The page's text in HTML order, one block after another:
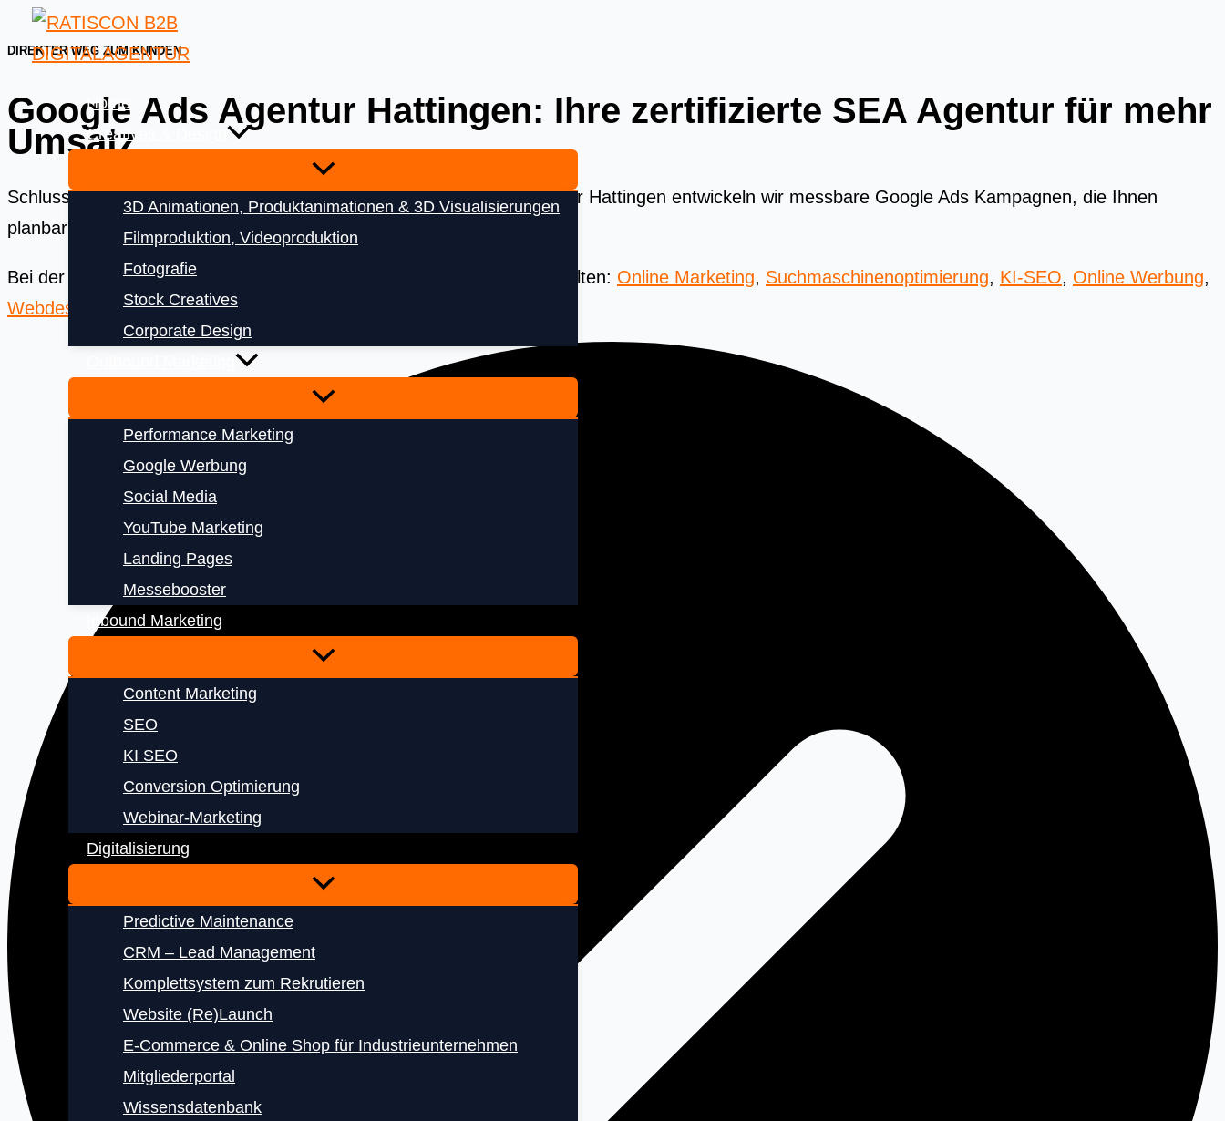
Skip
to
Home
Creatives & Design
3D Animationen, Produktanimationen & 3D Visualisierungen
Filmproduktion, Videoproduktion
Fotografie
Stock Creatives
Corporate Design
Performance Marketing
Google Werbung
Social Media
YouTube Marketing
Landing Pages
Messebooster
Inbound Marketing
Content Marketing
SEO
KI SEO
Conversion Optimierung
Webinar-Marketing
Digitalisierung
Predictive Maintenance
CRM – Lead Management
Komplettsystem zum Rekrutieren
Website (Re)Launch
E‑Commerce & Online Shop für Industrieunternehmen
Mitgliederportal
Wissensdatenbank
DIREKTER WEG ZUM KUNDEN
Google Ads Agentur Hattingen: Ihre zertifizierte SEA Agentur für mehr
Umsatz
Schluss mit verbranntem Werbebudget! Als Ihre lokale SEA Agentur für Hattingen entwickeln wir messbare Google Ads Kampagnen, die Ihnen
planbar neue Kundenanfragen bringen und Ihren Umsatz steigern.
Bei der Ratiscon Digitalagentur bekommen Sie das Beste aus aller Welten: Online Marketing, Suchmaschinenoptimierung, KI-SEO, Online Werbung,
Webdesign
undDigitalisierung